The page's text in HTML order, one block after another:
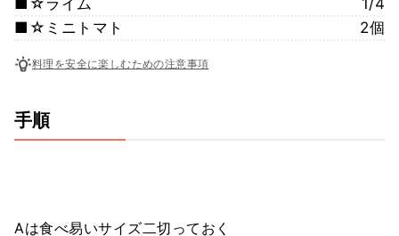
■☆ミニトマト
2個
料理を安全に楽しむための注意事項
手順
Aは食べ易いサイズ二切っておく